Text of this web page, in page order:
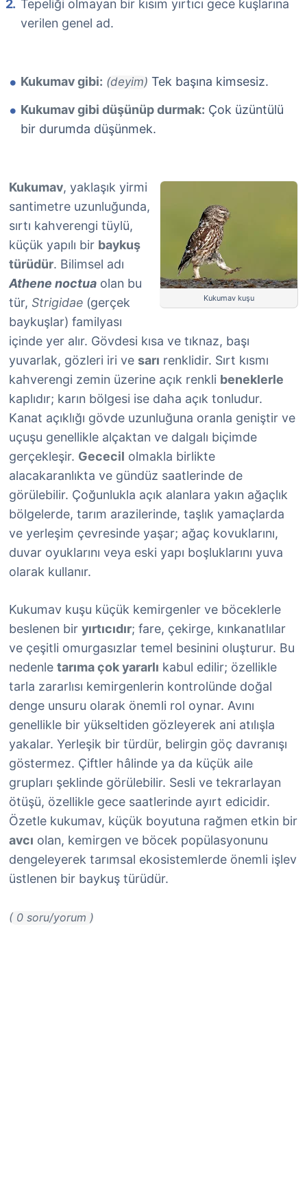
Tepeliği olmayan bir kısım yırtıcı gece kuşlarına
verilen genel ad.
Kukumav gibi: (deyim) Tek başına kimsesiz.
Kukumav gibi düşünüp durmak: Çok üzüntülü
bir durumda düşünmek.
Kukumav kuşu
Kukumav, yaklaşık yirmi
santimetre uzunluğunda,
sırtı kahverengi tüylü,
küçük yapılı bir baykuş
türüdür. Bilimsel adı
Athene noctua olan bu
tür, Strigidae (gerçek
baykuşlar) familyası
içinde yer alır. Gövdesi kısa ve tıknaz, başı
yuvarlak, gözleri iri ve sarı renklidir. Sırt kısmı
kahverengi zemin üzerine açık renkli beneklerle
kaplıdır; karın bölgesi ise daha açık tonludur.
Kanat açıklığı gövde uzunluğuna oranla geniştir ve
uçuşu genellikle alçaktan ve dalgalı biçimde
gerçekleşir. Gececil olmakla birlikte
alacakaranlıkta ve gündüz saatlerinde de
görülebilir. Çoğunlukla açık alanlara yakın ağaçlık
bölgelerde, tarım arazilerinde, taşlık yamaçlarda
ve yerleşim çevresinde yaşar; ağaç kovuklarını,
duvar oyuklarını veya eski yapı boşluklarını yuva
olarak kullanır.
Kukumav kuşu küçük kemirgenler ve böceklerle
beslenen bir yırtıcıdır; fare, çekirge, kınkanatlılar
ve çeşitli omurgasızlar temel besinini oluşturur. Bu
nedenle tarıma çok yararlı kabul edilir; özellikle
tarla zararlısı kemirgenlerin kontrolünde doğal
denge unsuru olarak önemli rol oynar. Avını
genellikle bir yükseltiden gözleyerek ani atılışla
yakalar. Yerleşik bir türdür, belirgin göç davranışı
göstermez. Çiftler hâlinde ya da küçük aile
grupları şeklinde görülebilir. Sesli ve tekrarlayan
ötüşü, özellikle gece saatlerinde ayırt edicidir.
Özetle kukumav, küçük boyutuna rağmen etkin bir
avcı olan, kemirgen ve böcek popülasyonunu
dengeleyerek tarımsal ekosistemlerde önemli işlev
üstlenen bir baykuş türüdür.
( 0 soru/yorum )